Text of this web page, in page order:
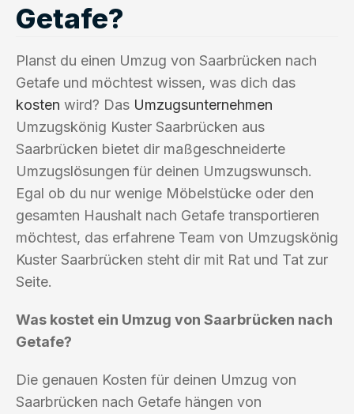
Getafe?
Planst du einen Umzug von Saarbrücken nach
Getafe und möchtest wissen, was dich das
kosten wird? Das Umzugsunternehmen
Umzugskönig Kuster Saarbrücken aus
Saarbrücken bietet dir maßgeschneiderte
Umzugslösungen für deinen Umzugswunsch.
Egal ob du nur wenige Möbelstücke oder den
gesamten Haushalt nach Getafe transportieren
möchtest, das erfahrene Team von Umzugskönig
Kuster Saarbrücken steht dir mit Rat und Tat zur
Seite.
Was kostet ein Umzug von Saarbrücken nach
Getafe?
Die genauen Kosten für deinen Umzug von
Saarbrücken nach Getafe hängen von